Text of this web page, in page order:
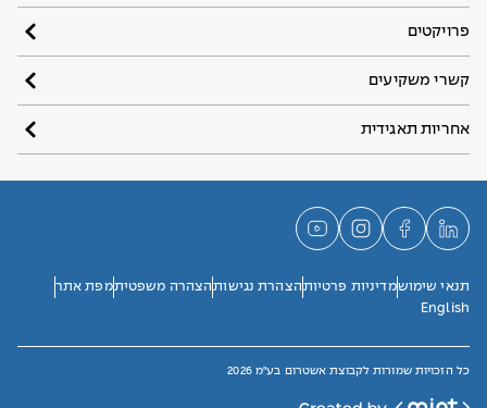
פרויקטים
קשרי משקיעים
אחריות תאגידית
תנאי שימושמדיניות פרטיותהצהרת נגישותהצהרה משפטיתמפת אתר
English
כל הזכויות שמורות לקבוצת אשטרום בע"מ 2026